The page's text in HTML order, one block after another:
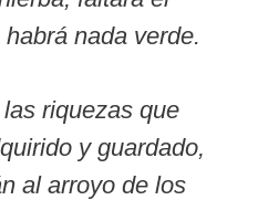
habrá nada verde.
riquezas que
y guardado,
al arroyo de los